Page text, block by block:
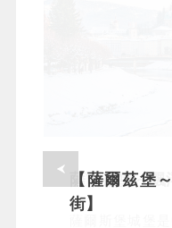
【薩爾茲堡
街】
薩爾茲堡～